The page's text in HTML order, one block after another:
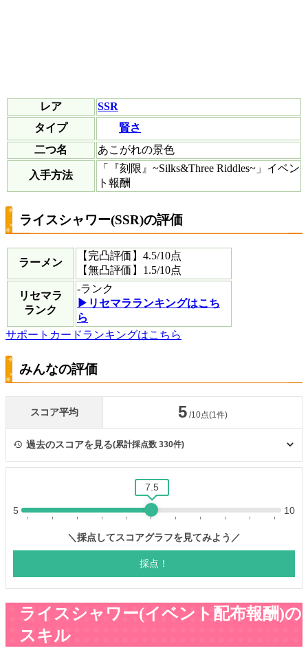
レア
SSR
タイプ
賢さ
二つ名
あこがれの景色
入手方法
「『刻限』~Silks&Three Riddles~」イベン
ト報酬
ライスシャワー(SSR)の評価
ラーメン
【完凸評価】 4.5/10点
【無凸評価】 1.5/10点
リセマラ
ランク
-ランク
▶︎リセマラランキングはこち
ら
サポートカードランキングはこちら
みんなの評価
ライスシャワー(イベント配布報酬)の
スキル